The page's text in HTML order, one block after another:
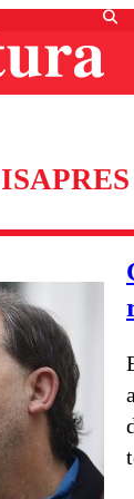
ISAPRES